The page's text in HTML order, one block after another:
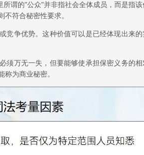
谓的"公众"并非指社会全体成员，而是指该
符合秘密性要求。
竞争优势。这种价值可以是已经体现出来的
须万无一失，但要能够使承担保密义务的相
为商业秘密。